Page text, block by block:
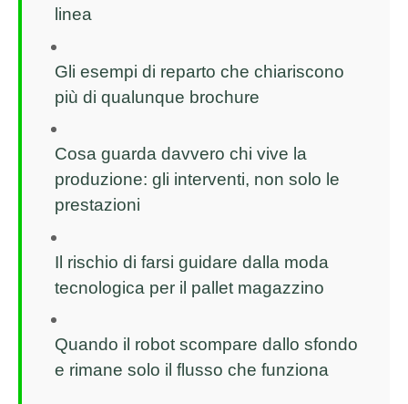
linea
Gli esempi di reparto che chiariscono
più di qualunque brochure
Cosa guarda davvero chi vive la
produzione: gli interventi, non solo le
prestazioni
Il rischio di farsi guidare dalla moda
tecnologica per il pallet magazzino
Quando il robot scompare dallo sfondo
e rimane solo il flusso che funziona